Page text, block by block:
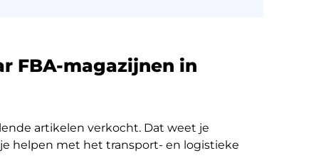
FBA-magazijnen in
artikelen verkocht. Dat weet je
helpen met het transport- en logistieke